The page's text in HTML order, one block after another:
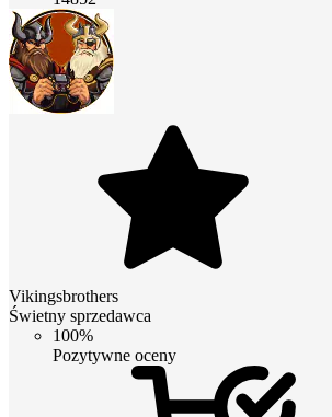
Vikingsbrothers
Świetny sprzedawca
100%
Pozytywne oceny